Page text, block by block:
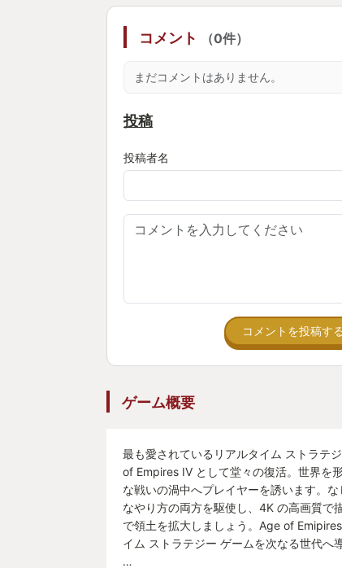
のためぜひ一度プレイしてみて欲し
コメント （0件）
まだコメントはありません。
投稿
投稿者名
コメントを投稿する
ゲーム概要
最も愛されているリアルタイム ストラテ
of Empires IV として堂々の復活。世界を
な戦いの渦中へプレイヤーを誘います。
なやり方の両方を駆使し、4K の高画質で
で領土を拡大しましょう。Age of
イム ストラテジー ゲームを次なる世代へ
…